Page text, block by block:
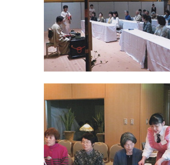
お問い合わせ
CONTACT
MEMBERS ONLY